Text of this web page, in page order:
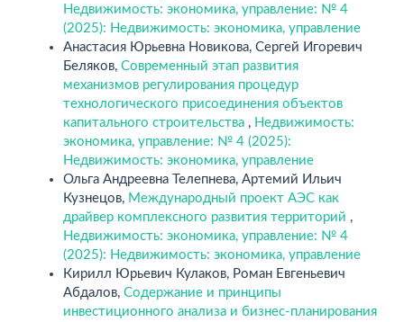
Недвижимость: экономика, управление: № 4
(2025): Недвижимость: экономика, управление
Анастасия Юрьевна Новикова, Сергей Игоревич
Беляков, Современный этап развития
механизмов регулирования процедур
технологического присоединения объектов
капитального строительства , Недвижимость:
экономика, управление: № 4 (2025):
Недвижимость: экономика, управление
Ольга Андреевна Телепнева, Артемий Ильич
Кузнецов, Международный проект АЭС как
драйвер комплексного развития территорий ,
Недвижимость: экономика, управление: № 4
(2025): Недвижимость: экономика, управление
Кирилл Юрьевич Кулаков, Роман Евгеньевич
Абдалов, Содержание и принципы
инвестиционного анализа и бизнес-планирования